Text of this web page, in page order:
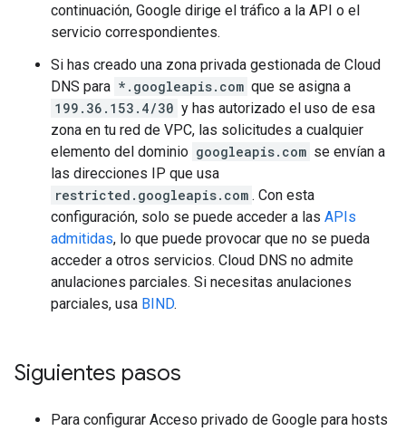
continuación, Google dirige el tráfico a la API o el
servicio correspondientes.
Si has creado una zona privada gestionada de Cloud
DNS para *.googleapis.com que se asigna a
199.36.153.4/30 y has autorizado el uso de esa
zona en tu red de VPC, las solicitudes a cualquier
elemento del dominio googleapis.com se envían a
las direcciones IP que usa
restricted.googleapis.com . Con esta
configuración, solo se puede acceder a las APIs
admitidas, lo que puede provocar que no se pueda
acceder a otros servicios. Cloud DNS no admite
anulaciones parciales. Si necesitas anulaciones
parciales, usa BIND.
Siguientes pasos
Para configurar Acceso privado de Google para hosts